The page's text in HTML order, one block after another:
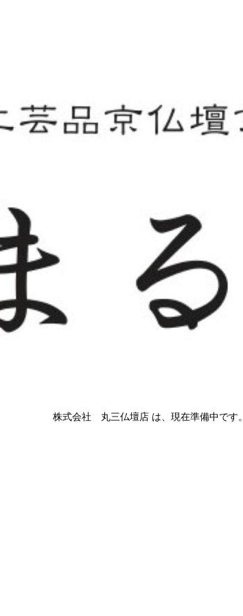
株式会社 丸三仏壇店 は、現在準備中です。